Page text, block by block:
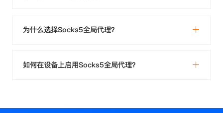
为什么选择Socks5全局代理？
如何在设备上启用Socks5全局代理？